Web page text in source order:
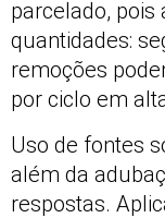
parcelado, pois
quantidades:
remoções
por ciclo em
Uso de fontes
além da
respostas.